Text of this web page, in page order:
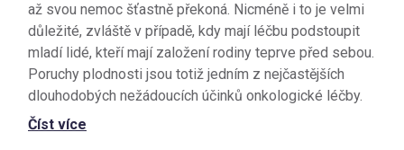
až svou nemoc šťastně překoná. Nicméně i to je velmi
důležité, zvláště v případě, kdy mají léčbu podstoupit
mladí lidé, kteří mají založení rodiny teprve před sebou.
Poruchy plodnosti jsou totiž jedním z nejčastějších
dlouhodobých nežádoucích účinků onkologické léčby.
Číst více